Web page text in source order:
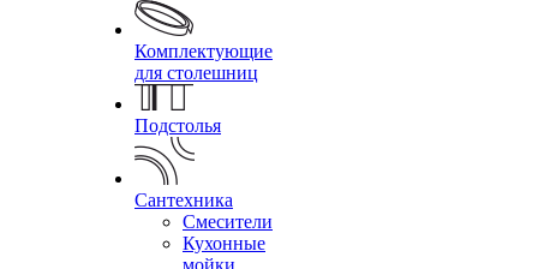
Комплектующие
для столешниц
Подстолья
Сантехника
Смесители
Кухонные
мойки